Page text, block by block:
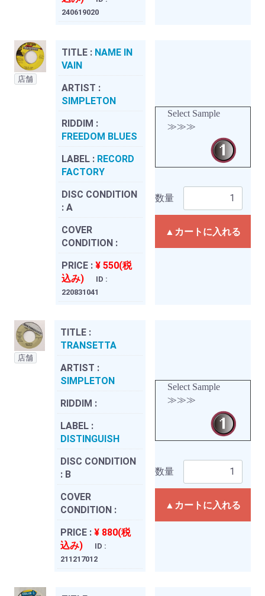
240619020
店舗
TITLE : NAME IN
VAIN
ARTIST :
SIMPLETON
RIDDIM :
FREEDOM BLUES
LABEL : RECORD
FACTORY
DISC CONDITION
: A
COVER
CONDITION :
PRICE : ¥ 550(税
込み)
ID :
220831041
Select Sample
≫≫≫
数量
▲カートに入れる
店舗
TITLE :
TRANSETTA
ARTIST :
SIMPLETON
RIDDIM :
LABEL :
DISTINGUISH
DISC CONDITION
: B
COVER
CONDITION :
PRICE : ¥ 880(税
込み)
ID :
211217012
Select Sample
≫≫≫
数量
▲カートに入れる